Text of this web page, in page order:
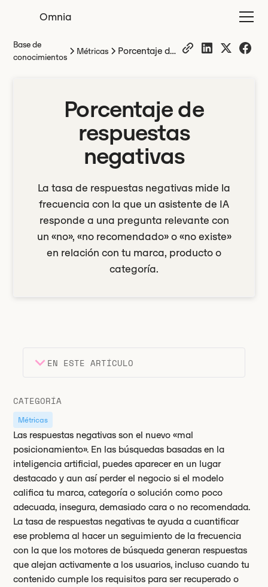
Omnia
Base de
conocimientos
Métricas
Porcentaje de
Porcentaje de
respuestas
negativas
La tasa de respuestas negativas mide la
frecuencia con la que un asistente de IA
responde a una pregunta relevante con
un «no», «no recomendado» o «no existe»
en relación con tu marca, producto o
categoría.
EN ESTE ARTÍCULO
Encabezado 2
Encabezado 3
Puntos clave
CATEGORÍA
Métricas
Las respuestas negativas son el nuevo «mal
posicionamiento». En las búsquedas basadas en la
inteligencia artificial, puedes aparecer en un lugar
destacado y aun así perder el negocio si el modelo
califica tu marca, categoría o solución como poco
adecuada, insegura, demasiado cara o no recomendada.
La tasa de respuestas negativas te ayuda a cuantificar
ese problema al hacer un seguimiento de la frecuencia
con la que los motores de búsqueda generan respuestas
que alejan activamente a los usuarios, incluso cuando tu
contenido cumple los requisitos para ser recuperado o